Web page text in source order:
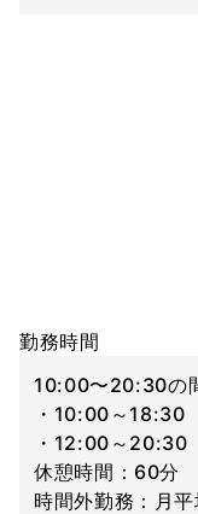
勤務時間
10:00〜20:30の
・10:00～18:30
・12:00～20:30
休憩時間：60分
時間外勤務：月